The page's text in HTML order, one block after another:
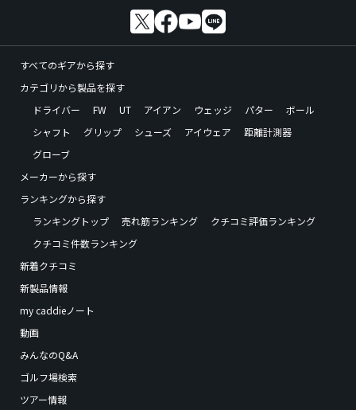
すべてのギアから探す
カテゴリから製品を探す
ドライバー
FW UT アイアン ウェッジ パター
ボール
シャフト
グリップ シューズ アイウェア
距離計測器
グローブ
メーカーから探す
ランキングから探す
ランキングトップ
売れ筋ランキング
クチコミ評価ランキング
クチコミ件数ランキング
新着クチコミ
新製品情報
my caddieノート
動画
みんなのQ&A
ゴルフ場検索
ツアー情報